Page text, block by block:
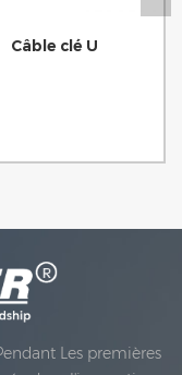
Câble clé U
Les premières